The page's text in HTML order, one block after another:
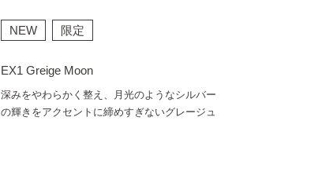
NEW 限定
EX1 Greige Moon
深みをやわらかく整え、月光のようなシルバー
の輝きをアクセントに締めすぎないグレージュ